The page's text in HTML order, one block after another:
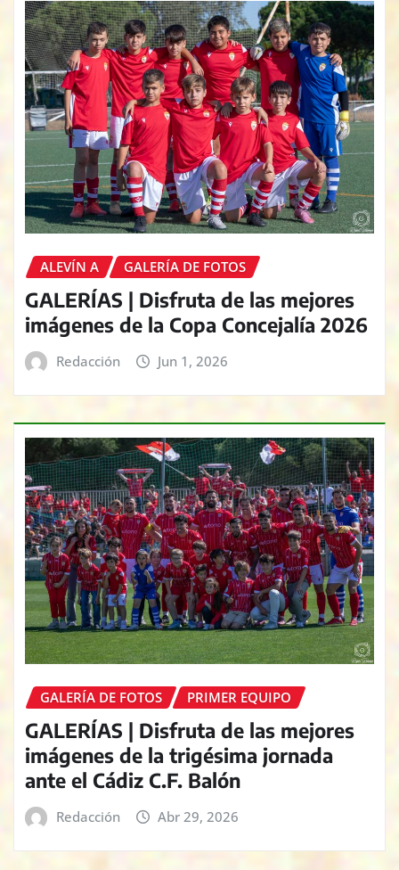
ALEVÍN A GALERÍA DE FOTOS
GALERÍAS | Disfruta de las mejores
imágenes de la Copa Concejalía 2026
Redacción Jun 1, 2026
GALERÍA DE FOTOS PRIMER EQUIPO
GALERÍAS | Disfruta de las mejores
imágenes de la trigésima jornada
ante el Cádiz C.F. Balón
Redacción Abr 29, 2026